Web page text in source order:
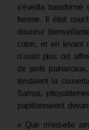
s’éveilla
femme. Il était
douceur
coton, et en levant
n’avait plus cet
de poils
tendaient la
Samsa,
papillonnaient
« Que m’est-elle